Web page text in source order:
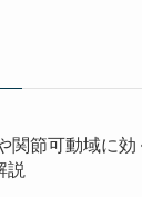
関節可動域に
説